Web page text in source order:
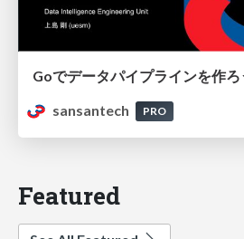
Goでデータパイプラインを作ろ
sansantech
PRO
Featured